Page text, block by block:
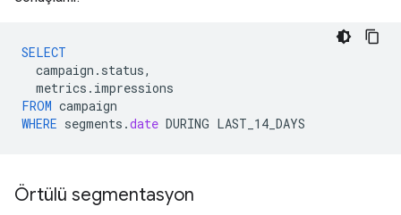
SELECT
campaign . status,
metrics . impressions
FROM campaign
WHERE segments .date DURING LAST_14_DAYS
Örtülü segmentasyon